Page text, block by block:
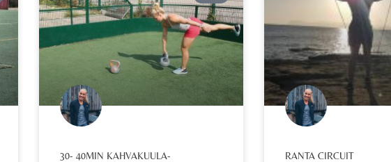
30- 40MIN KAHVAKUULA- RANTA CIRCUIT